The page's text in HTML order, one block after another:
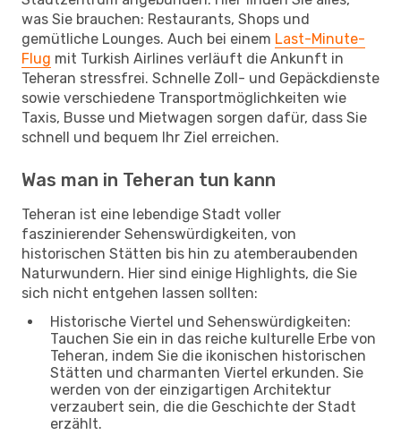
was Sie brauchen: Restaurants, Shops und
gemütliche Lounges. Auch bei einem Last-Minute-
Flug mit Turkish Airlines verläuft die Ankunft in
Teheran stressfrei. Schnelle Zoll- und Gepäckdienste
sowie verschiedene Transportmöglichkeiten wie
Taxis, Busse und Mietwagen sorgen dafür, dass Sie
schnell und bequem Ihr Ziel erreichen.
Was man in Teheran tun kann
Teheran ist eine lebendige Stadt voller
faszinierender Sehenswürdigkeiten, von
historischen Stätten bis hin zu atemberaubenden
Naturwundern. Hier sind einige Highlights, die Sie
sich nicht entgehen lassen sollten:
Historische Viertel und Sehenswürdigkeiten:
Tauchen Sie ein in das reiche kulturelle Erbe von
Teheran, indem Sie die ikonischen historischen
Stätten und charmanten Viertel erkunden. Sie
werden von der einzigartigen Architektur
verzaubert sein, die die Geschichte der Stadt
erzählt.